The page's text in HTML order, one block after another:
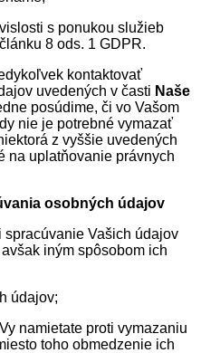
s ponukou služieb
8 ods. 1 GDPR.
kontaktovať
uvedených v časti Naše
posúdime, či vo Vašom
nie je potrebné vymazať
z vyššie uvedených
na uplatňovanie právnych
osobných údajov
spracúvanie Vašich údajov
iným spôsobom ich
údajov;
namietate proti vymazaniu
toho obmedzenie ich